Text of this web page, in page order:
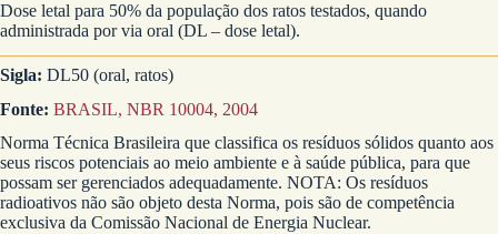
Dose letal para 50% da população dos ratos testados, quando
administrada por via oral (DL – dose letal).
Sigla: DL50 (oral, ratos)
Fonte: BRASIL, NBR 10004, 2004
Norma Técnica Brasileira que classifica os resíduos sólidos quanto aos
seus riscos potenciais ao meio ambiente e à saúde pública, para que
possam ser gerenciados adequadamente. NOTA: Os resíduos
radioativos não são objeto desta Norma, pois são de competência
exclusiva da Comissão Nacional de Energia Nuclear.